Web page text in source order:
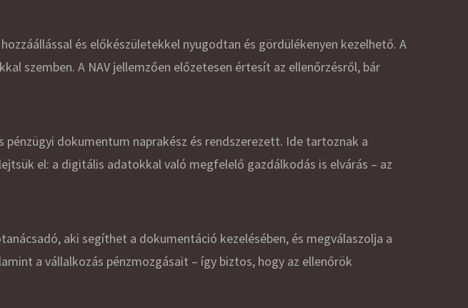
és előkészületekkel nyugodtan és gördülékenyen kezelhető. A
szemben. A NAV jellemzően előzetesen értesít az ellenőrzésről, bár
dokumentum naprakész és rendszerezett. Ide tartoznak a
el: a digitális adatokkal való megfelelő gazdálkodás is elvárás – az
aki segíthet a dokumentáció kezelésében, és megválaszolja a
a vállalkozás pénzmozgásait – így biztos, hogy az ellenőrök